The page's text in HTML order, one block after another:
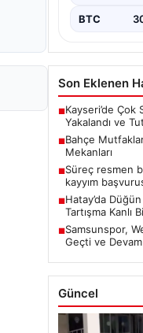
BTC
Son Eklenen
■Kayseri’de Çok
Yakalandı ve
■Bahçe
Mekanları
■Süreç resmen
kayyım
■Hatay’da
Tartışma Kanlı
■Samsunspor,
Geçti ve
Güncel